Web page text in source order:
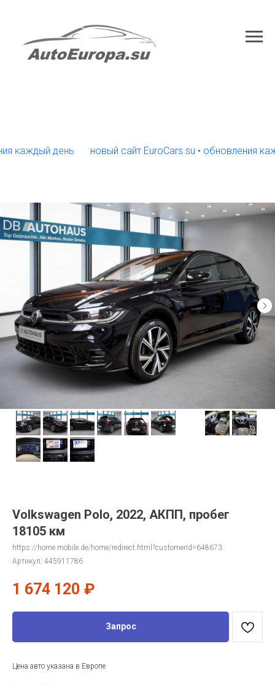
день новый сайт EuroCars.su • обновления каждый
Volkswagen Polo, 2022, АКПП, пробег
18105 км
https://home.mobile.de/home/redirect.html?customerId=648673
Артикул: 445911786
1 674 120 ₽
Запрос
Цена авто указана в Европе